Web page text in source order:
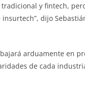
y fintech,
dijo
arduamente en
de cada